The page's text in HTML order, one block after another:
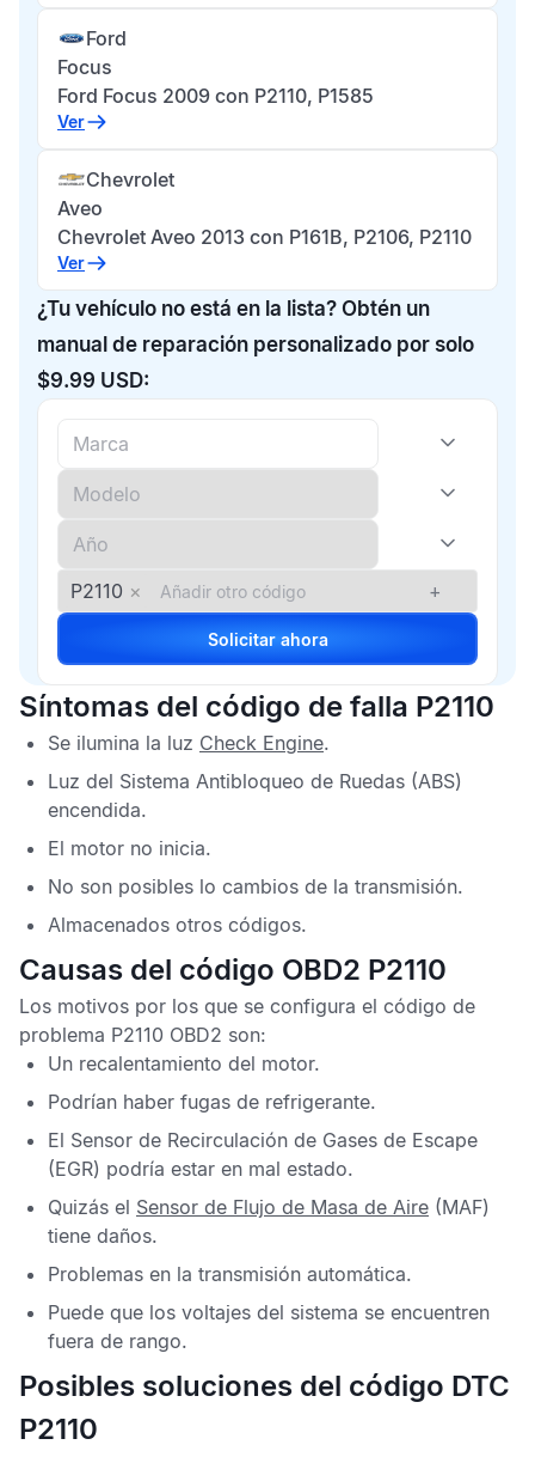
Ford
Focus
Ford Focus 2009 con P2110, P1585
Ver
Chevrolet
Aveo
Chevrolet Aveo 2013 con P161B, P2106, P2110
Ver
¿Tu vehículo no está en la lista? Obtén un
manual de reparación personalizado por solo
$9.99 USD:
P2110 × +
Solicitar ahora
Síntomas del código de falla P2110
Se ilumina la luz Check Engine.
Luz del Sistema Antibloqueo de Ruedas (ABS)
encendida.
El motor no inicia.
No son posibles lo cambios de la transmisión.
Almacenados otros códigos.
Causas del código OBD2 P2110
Los motivos por los que se configura el código de
problema P2110 OBD2 son:
Un recalentamiento del motor.
Podrían haber fugas de refrigerante.
El Sensor de Recirculación de Gases de Escape
(EGR) podría estar en mal estado.
Quizás el Sensor de Flujo de Masa de Aire (MAF)
tiene daños.
Problemas en la transmisión automática.
Puede que los voltajes del sistema se encuentren
fuera de rango.
Posibles soluciones del código DTC
P2110